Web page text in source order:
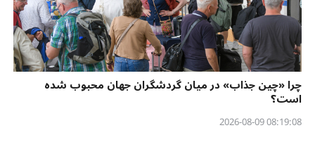
چرا «چین جذاب» در میان گردشگران جهان محبوب شده
است؟
08:19:08 2026-08-09